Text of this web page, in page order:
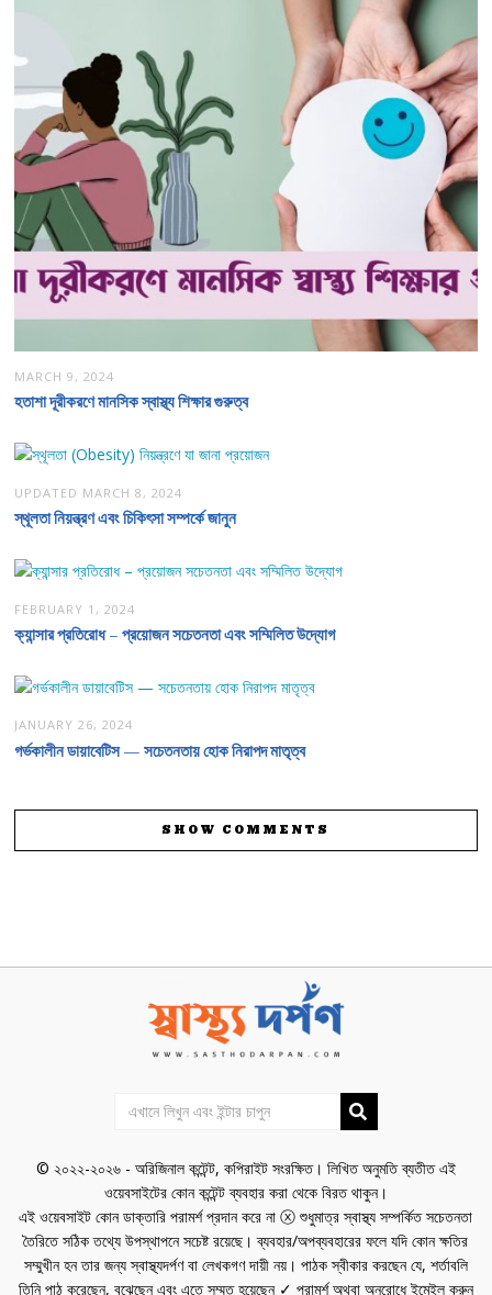
MARCH 9, 2024
হতাশা দূরীকরণে মানসিক স্বাস্থ্য শিক্ষার গুরুত্ব
UPDATED MARCH 8, 2024
স্থূলতা নিয়ন্ত্রণ এবং চিকিৎসা সম্পর্কে জানুন
FEBRUARY 1, 2024
ক্যান্সার প্রতিরোধ – প্রয়োজন সচেতনতা এবং সম্মিলিত উদ্যোগ
JANUARY 26, 2024
গর্ভকালীন ডায়াবেটিস — সচেতনতায় হোক নিরাপদ মাতৃত্ব
SHOW COMMENTS
© ২০২২-২০২৬ - অরিজিনাল কন্টেন্ট, কপিরাইট সংরক্ষিত। লিখিত অনুমতি ব্যতীত এই
ওয়েবসাইটের কোন কন্টেন্ট ব্যবহার করা থেকে বিরত থাকুন।
এই ওয়েবসাইট কোন ডাক্তারি পরামর্শ প্রদান করে না ⓧ শুধুমাত্র স্বাস্থ্য সম্পর্কিত সচেতনতা
তৈরিতে সঠিক তথ্যে উপস্থাপনে সচেষ্ট রয়েছে। ব্যবহার/অপব্যবহারের ফলে যদি কোন ক্ষতির
সম্মুখীন হন তার জন্য স্বাস্থ্যদর্পণ বা লেখকগণ দায়ী নয়। পাঠক স্বীকার করছেন যে, শর্তাবলি
তিনি পাঠ করেছেন, বুঝেছেন এবং এতে সম্মত হয়েছেন ✓ পরামর্শ অথবা অনুরোধেইমেইল করুন